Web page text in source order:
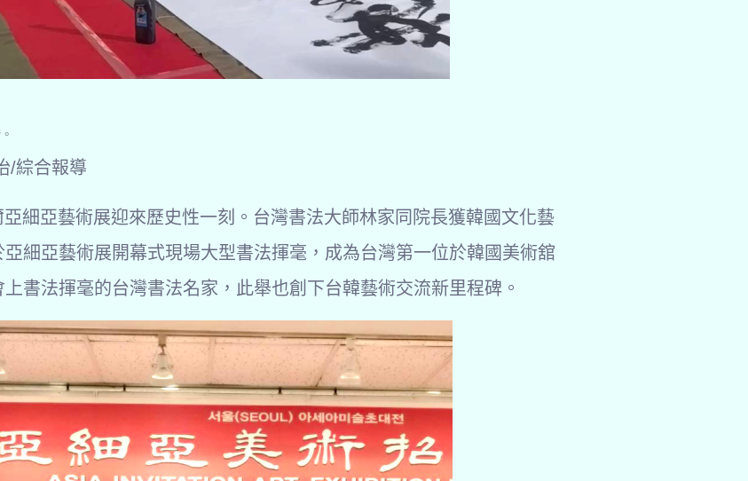
/綜合報導
細亞藝術展迎來歷史性一刻。台灣書法大師林家同院長獲韓國文化藝
細亞藝術展開幕式現場大型書法揮毫，成為台灣第一位於韓國美術舘
書法揮毫的台灣書法名家，此舉也創下台韓藝術交流新里程碑。